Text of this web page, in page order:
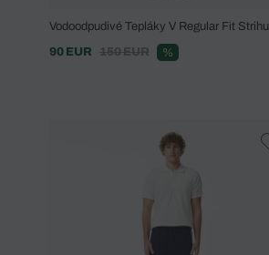
Vodoodpudivé Tepláky V Regular Fit Strihu
90 EUR
150 EUR %